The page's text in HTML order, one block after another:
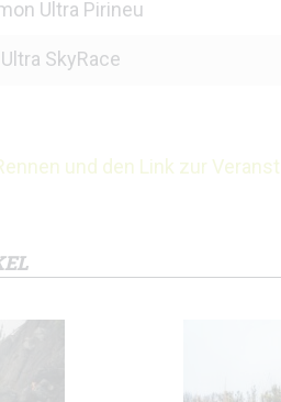
Ultra Pirineu
SkyRace
und den Link zur